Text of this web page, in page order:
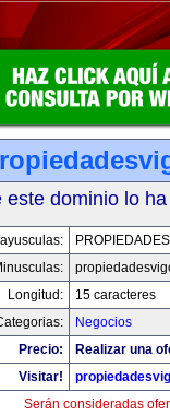
este dominio lo
Longitud:
15 caracteres
Negocios
Precio:
Realizar una
Visitar!
Serán consideradas